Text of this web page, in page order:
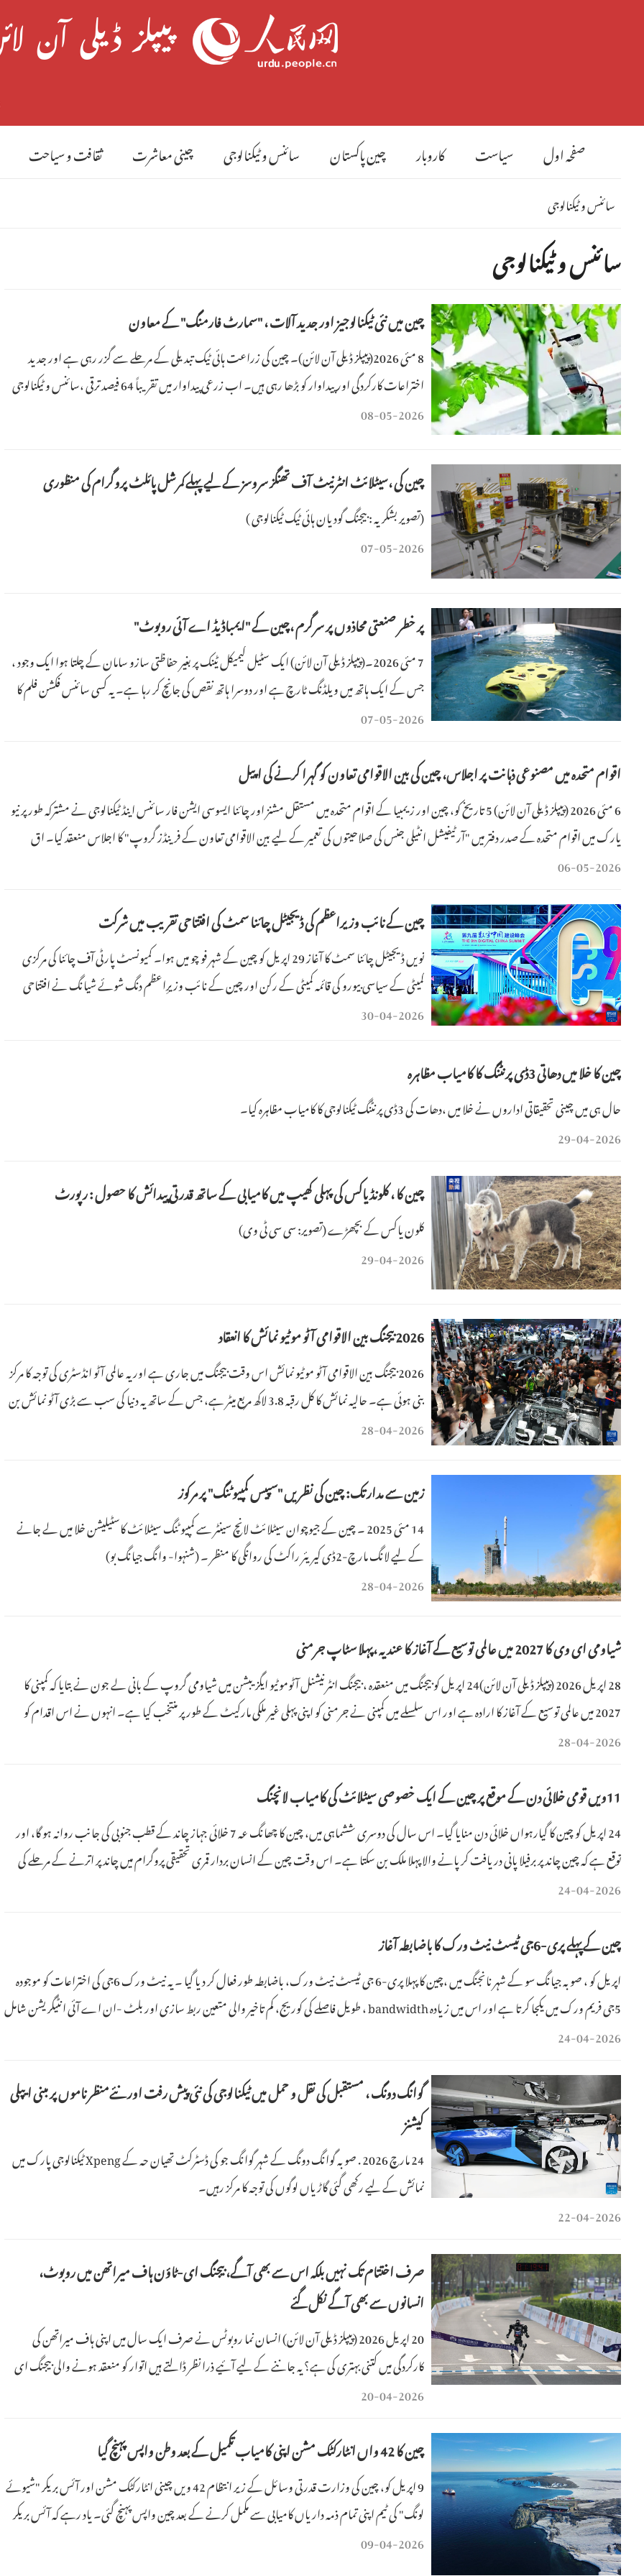
صفحہ اول سیاست کاروبار چین پاکستان سائنس و ٹیکنالوجی چینی معاشرت ثقافت و سیاحت
سائنس و ٹیکنالوجی
سائنس و ٹیکنالوجی
چین میں نئی ٹیکنالوجیز اور جدید آلات ، "سمارٹ فارمنگ" کے معاون
8 مئی 2026(پیپلز ڈیلی آن لائن)۔ چین کی زراعت ہائی ٹیک تبدیلی کے مرحلے سے گزر رہی ہے اور جدید
اختراعات کارکردگی اور پیداوار کو بڑھا رہی ہیں۔ اب زرعی پیداوار میں تقریباً 64 فیصد ترقی ،سائنس و ٹیکنالوجی
میں ترقی کی بدولت ہے جو جدید، ٹیکنالوجی پر مبنی زراعت کی طرف ایک اہم تبدیلی کی نشاندہی کرتی ہے۔چین م
08-05-2026
چین کی ،سیٹلائٹ انٹرنیٹ آف تھنگز سروسز کے لیے پہلےکمرشل پائلٹ پروگرام کی منظوری
(تصویر بشکریہ : بیجنگ گودیان ہائی ٹیک ٹیکنالوجی )
07-05-2026
پر خطر صنعتی محاذوں پر سرگرم ،چین کے "ایمباڈیڈ اے آئی روبوٹ"
7 مئی 2026۔(پیپلز ڈیلی آن لائن) ایک سٹیل کیمیکل ٹینک پر بغیر حفاظتی سازو سامان کے چلتا ہوا ایک وجود ،
جس کے ایک ہاتھ میں ویلڈنگ ٹارچ ہے اور دوسرا ہاتھ نقص کی جانچ کر رہا ہے۔ یہ کسی سائنس فکشن فلم کا
منظر نہیں بلکہ یہ چین کی پر خطر صنعتی سرگرمیوں میں جدید "ایمباڈیڈ اے آئی " کی ترقی کا عملی منظر ہے۔
07-05-2026
اقوام متحدہ میں مصنوعی ذہانت پر اجلاس، چین کی بین الاقوامی تعاون کو گہرا کرنے کی اپیل
6 مئی 2026 (پیپلز ڈیلی آن لائن) 5 تاریخ کو، چین اور زیمبیا کے اقوام متحدہ میں مستقل مشنز اور چائنا ایسوسی ایشن فار سائنس اینڈ ٹیکنالوجی نے مشترکہ طور پر نیو
یارک میں اقوام متحدہ کے صدر دفتر میں "آرٹیفیشل انٹیلی جنس کی صلاحیتوں کی تعمیر کے لیے بین الاقوامی تعاون کے فرینڈز گروپ" کا اجلاس منعقد کیا۔ اق
06-05-2026
چین کے نائب وزیراعظم کی ڈیجیٹل چائنا سمٹ کی افتتاحی تقریب میں شرکت
نویں ڈیجیٹل چائنا سمٹ کا آغاز 29 اپریل کو چین کے شہر فو چو میں ہوا۔ کمیونسٹ پارٹی آف چائنا کی مرکزی
کمیٹی کے سیاسی بیورو کی قائمہ کمیٹی کے رکن اور چین کے نائب وزیرِاعظم دنگ شوئے شیانگ نے افتتاحی
تقریب میں شرکت کی اور کلیدی خطاب کیا۔
30-04-2026
چین کا خلا میں دھاتی 3ڈی پرنٹنگ کا کامیاب مظاہرہ
حال ہی میں چینی تحقیقاتی اداروں نے خلا میں ،دھات کی 3ڈی پرنٹنگ ٹیکنالوجی کا کامیاب مظاہرہ کیا۔
29-04-2026
چین کا ، کلونڈ یاکس کی پہلی کھیپ میں کامیابی کے ساتھ قدرتی پیدائش کا حصول : رپورٹ
کلون یاکس کے بچھڑے (تصویر: سی سی ٹی وی)
29-04-2026
2026 بیجنگ بین الاقوامی آٹو موٹیو نمائش کا انعقاد
2026 بیجنگ بین الاقوامی آٹو موٹیو نمائش اس وقت بیجنگ میں جاری ہے اور یہ عالمی آٹو انڈسٹری کی توجہ کا مرکز
بنی ہوئی ہے۔ حالیہ نمائش کا کل رقبہ 3.8 لاکھ مربع میٹر ہے، جس کے ساتھ یہ دنیا کی سب سے بڑی آٹو نمائش بن
گئی ہے۔اس ایونٹ میں 1400 سے زائد گاڑیاں نمائش کے لیے پیش کی گئی ہیں، جن میں 181 نئی لانچ ش
28-04-2026
زمین سے مدار تک: چین کی نظریں "سپیس کمپیوٹنگ" پر مرکوز
14 مئی 2025 ۔ چین کے جیوچوان سیٹلائٹ لانچ سینٹر سے کمپیوٹنگ سیٹلائٹ کاسٹیلیشن خلا میں لے جانے
کے لیے لانگ مارچ-2ڈی کیریئر راکٹ کی روانگی کا منظر ۔ (شنہوا- وانگ جیانگ بو)
28-04-2026
شیاومی ای وی کا 2027 میں عالمی توسیع کے آغاز کا عندیہ ،پہلا سٹاپ جرمنی
28 اپریل 2026 (پیپلز ڈیلی آن لائن)24 اپریل کو بیجنگ میں منعقدہ ، بیجنگ انٹرنیشنل آٹوموٹیو ایگزیبشن میں شیاومی گروپ کے بانی لے جون نے بتایا کہ کمپنی کا
2027 میں عالمی توسیع کے آغاز کا ارادہ ہے اور اس سلسلے میں کمپنی نے جرمنی کو اپنی پہلی غیر ملکی مارکیٹ کے طور پر منتخب کیا ہے۔ انہوں نے اس اقدام کو
"ص
28-04-2026
11ویں قومی خلائی دن کے موقع پر چین کے ایک خصوصی سیٹلائٹ کی کامیاب لانچنگ
24 اپریل کو چین کا گیارہواں خلائی دن منایا گیا۔ اس سال کی دوسری ششماہی میں، چین کا چھانگ عہ 7 خلائی جہاز چاند کے قطب جنوبی کی جانب روانہ ہو گا، اور
توقع ہے کہ چین چاند پر برفیلا پانی دریافت کر پانے والا پہلا ملک بن سکتا ہے۔ اس وقت چین کے انسان بردار قمری تحقیقی پروگرام میں چاند پر اترنے کے مرحلے کی
24-04-2026
چین کےپہلے پری-6جی ٹیسٹ نیٹ ورک کا باضابطہ آغاز
اپریل کو ، صوبہ جیانگ سو کے شہر نانجنگ میں ،چین کا پہلا پری-6 جی ٹیسٹ نیٹ ورک، باضابطہ طور فعال کر دیا گیا ۔ یہ نیٹ ورک 6جی کی اختراعات کو موجودہ
5جی فریم ورک میں یکجا کرتا ہے اور اس میں زیادہ bandwidth ، طویل فاصلے کی کوریج، کم تاخیر والی متعین ربط سازی اور بلٹ -ان اے آئی انٹیگریشن شامل
ہیں۔
24-04-2026
گوانگ دونگ ، مستقبل کی نقل و حمل میں ٹیکنالوجی کی نئی پیش رفت اور نئےمنظر ناموں پر مبنی ایپلی
کیشنز
24 مارچ 2026 . صوبہ گوانگ دونگ کے شہر گوانگ جو کی ڈسٹرکٹ تھیان حہ کے Xpeng ٹیکنالوجی پارک میں
نمائش کے لیے رکھی گئی گاڑیاں لوگوں کی توجہ کا مرکز رہیں۔
22-04-2026
صرف اختتام تک نہیں بلکہ اس سے بھی آگے، بیجنگ ای-ٹاؤن ہاف میراتھن میں روبوٹ،
انسانوں سے بھی آگے نکل گئے
20 اپریل 2026 (پیپلز ڈیلی آن لائن) انسان نما روبوٹس نے صرف ایک سال میں اپنی ہاف میراتھن کی
کارکردگی میں کتنی بہتری کی ہے؟ یہ جاننے کے لیے آئیے ذرا نظر ڈالتے ہیں اتوار کو منعقد ہونے والی بیجنگ ای
ٹاؤن ہاف میراتھن پر۔
20-04-2026
چین کا 42 واں انٹارکٹک مشن اپنی کامیاب تکمیل کے بعد وطن واپس پہنچ گیا
9 اپریل کو، چین کی وزارت قدرتی وسائل کے زیر انتظام 42 ویں چینی انٹارکٹک مشن اور آئس بریکر "شیوئے
لونگ" کی ٹیم اپنی تمام ذمہ داریاں کامیابی سے مکمل کرنے کے بعد چین واپس پہنچ گئی۔ یاد رہے کہ آئس بریکر
09-04-2026